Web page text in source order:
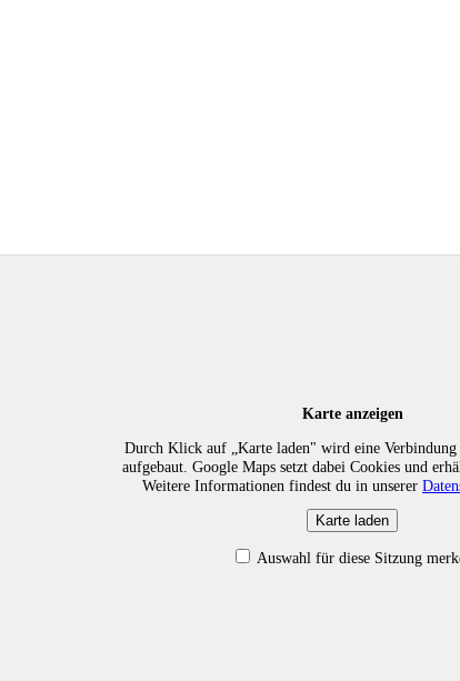
Karte anzeigen
Durch Klick auf „Karte laden" wird eine Verbindung
aufgebaut. Google Maps setzt dabei Cookies und
Weitere Informationen findest du in unserer
Karte laden
Auswahl für diese Sitzung